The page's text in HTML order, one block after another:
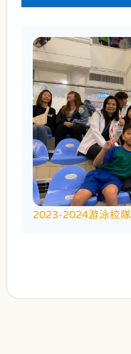
2023-2024游泳校隊